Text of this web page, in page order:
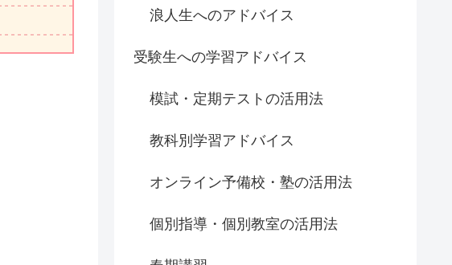
浪人生へのアドバイス
受験生への学習アドバイス
模試・定期テストの活用法
教科別学習アドバイス
オンライン予備校・塾の活用法
個別指導・個別教室の活用法